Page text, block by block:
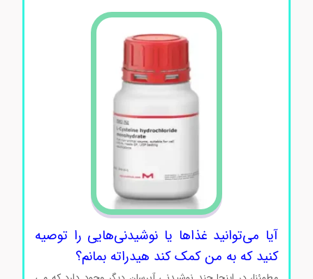
آیا می‌توانید غذاها یا نوشیدنی‌هایی را توصیه
کنید که به من کمک کند هیدراته بمانم؟